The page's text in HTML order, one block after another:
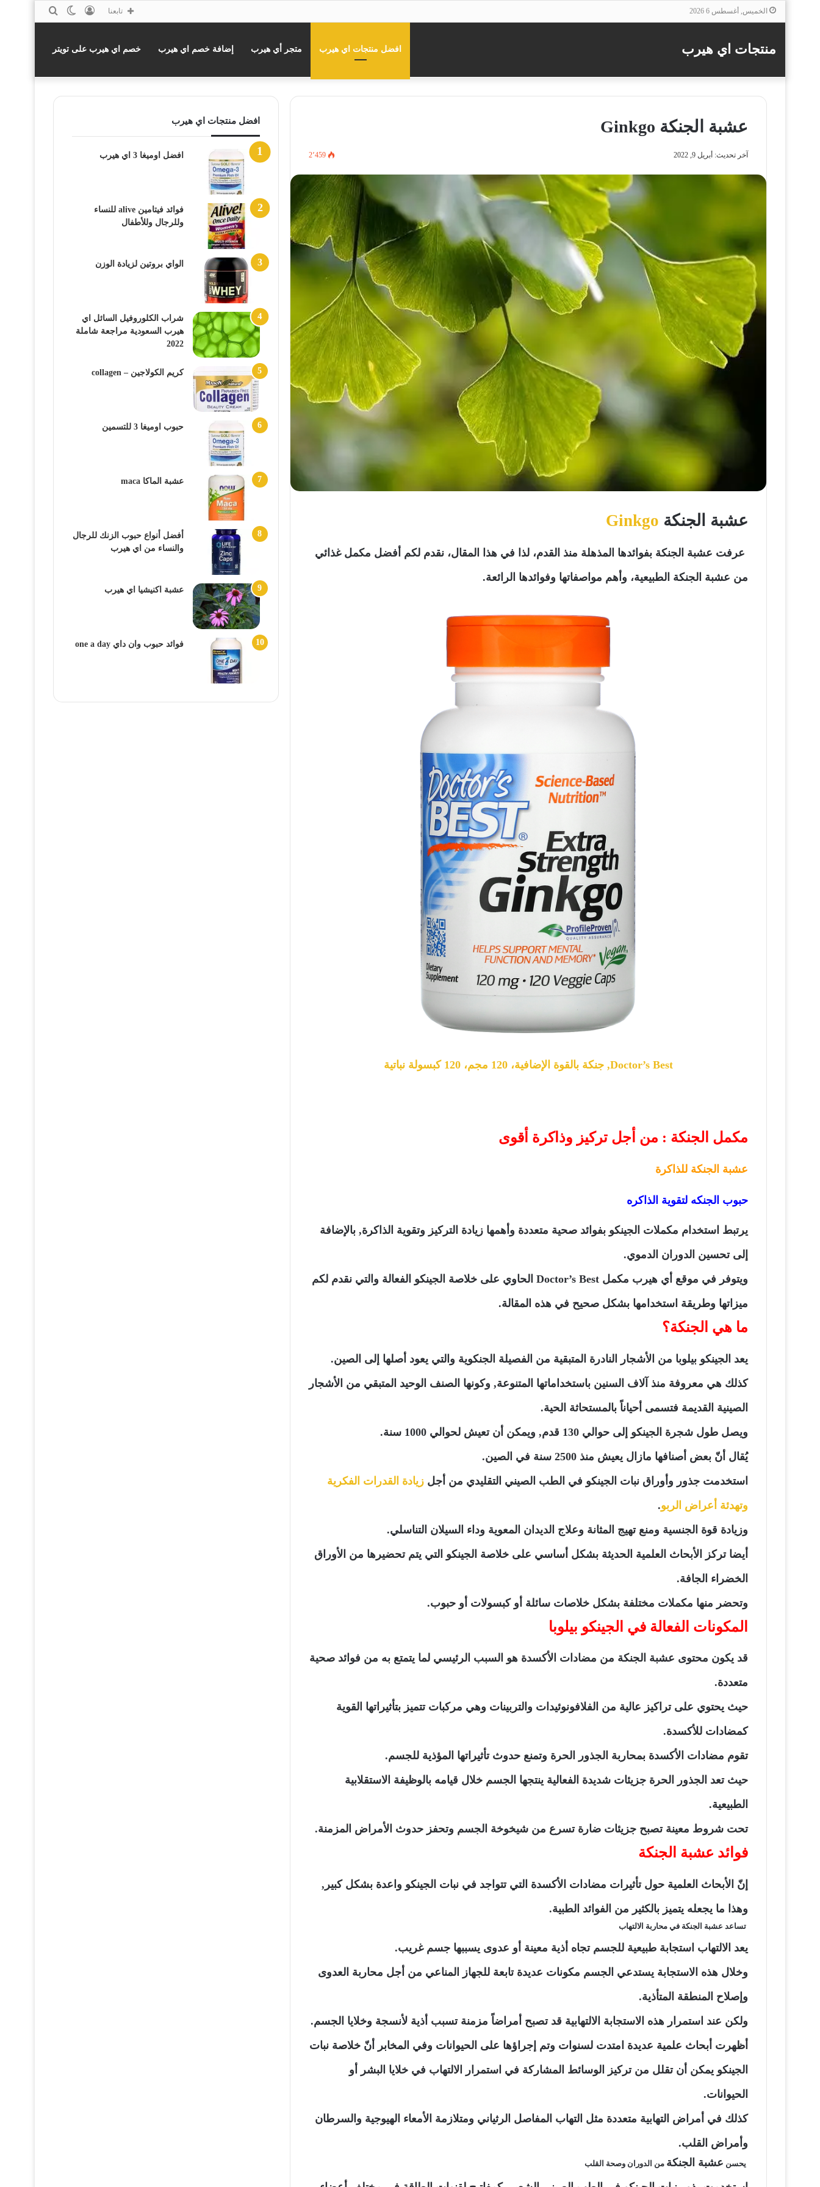
الخميس, أغسطس 6 2026 بحثالوضعتسجيل تابعنا
منتجات اي هيرب افضل منتجات اي هيرب متجر أي هيرب إضافة خصم اي هيرب خصم اي هيرب على تويتر
عشبة الجنكة Ginkgo
آخر تحديث: أبريل 9, 2022 2٬459
عشبة الجنكة Ginkgo
عرفت عشبة الجنكة بفوائدها المذهلة منذ القدم، لذا في هذا المقال، نقدم لكم أفضل مكمل غذائي
من عشبة الجنكة الطبيعية، وأهم مواصفاتها وفوائدها الرائعة.
Doctor’s Best, جنكة بالقوة الإضافية، 120 مجم، 120 كبسولة نباتية
مكمل الجنكة : من أجل تركيز وذاكرة أقوى
عشبة الجنكة للذاكرة
حبوب الجنكه لتقوية الذاكره
يرتبط استخدام مكملات الجينكو بفوائد صحية متعددة وأهمها زيادة التركيز وتقوية الذاكرة, بالإضافة
إلى تحسين الدوران الدموي.
ويتوفر في موقع أي هيرب مكمل Doctor’s Best الحاوي على خلاصة الجينكو الفعالة والتي نقدم لكم
ميزاتها وطريقة استخدامها بشكل صحيح في هذه المقالة.
ما هي الجنكة؟
يعد الجينكو بيلوبا من الأشجار النادرة المتبقية من الفصيلة الجنكوية والتي يعود أصلها إلى الصين.
كذلك هي معروفة منذ آلاف السنين باستخداماتها المتنوعة, وكونها الصنف الوحيد المتبقي من الأشجار
الصينية القديمة فتسمى أحياناً بالمستحاثة الحية.
ويصل طول شجرة الجينكو إلى حوالي 130 قدم, ويمكن أن تعيش لحوالي 1000 سنة.
يُقال أنّ بعض أصنافها مازال يعيش منذ 2500 سنة في الصين.
استخدمت جذور وأوراق نبات الجينكو في الطب الصيني التقليدي من أجل زيادة القدرات الفكرية
وتهدئة أعراض الربو.
وزيادة قوة الجنسية ومنع تهيج المثانة وعلاج الديدان المعوية وداء السيلان التناسلي.
أيضا تركز الأبحاث العلمية الحديثة بشكل أساسي على خلاصة الجينكو التي يتم تحضيرها من الأوراق
الخضراء الجافة.
وتحضر منها مكملات مختلفة بشكل خلاصات سائلة أو كبسولات أو حبوب.
المكونات الفعالة في الجينكو بيلوبا
قد يكون محتوى عشبة الجنكة من مضادات الأكسدة هو السبب الرئيسي لما يتمتع به من فوائد صحية
متعددة.
حيث يحتوي على تراكيز عالية من الفلافونوئيدات والتربينات وهي مركبات تتميز بتأثيراتها القوية
كمضادات للأكسدة.
تقوم مضادات الأكسدة بمحاربة الجذور الحرة وتمنع حدوث تأثيراتها المؤذية للجسم.
حيث تعد الجذور الحرة جزيئات شديدة الفعالية ينتجها الجسم خلال قيامه بالوظيفة الاستقلابية
الطبيعية.
تحت شروط معينة تصبح جزيئات ضارة تسرع من شيخوخة الجسم وتحفز حدوث الأمراض المزمنة.
فوائد عشبة الجنكة
إنّ الأبحاث العلمية حول تأثيرات مضادات الأكسدة التي تتواجد في نبات الجينكو واعدة بشكل كبير,
وهذا ما يجعله يتميز بالكثير من الفوائد الطبية.
تساعد عشبة الجنكة في محاربة الالتهاب
يعد الالتهاب استجابة طبيعية للجسم تجاه أذية معينة أو عدوى يسببها جسم غريب.
وخلال هذه الاستجابة يستدعي الجسم مكونات عديدة تابعة للجهاز المناعي من أجل محاربة العدوى
وإصلاح المنطقة المتأذية.
ولكن عند استمرار هذه الاستجابة الالتهابية قد تصبح أمراضاً مزمنة تسبب أذية لأنسجة وخلايا الجسم.
أظهرت أبحاث علمية عديدة امتدت لسنوات وتم إجراؤها على الحيوانات وفي المخابر أنّ خلاصة نبات
الجينكو يمكن أن تقلل من تركيز الوسائط المشاركة في استمرار الالتهاب في خلايا البشر أو
الحيوانات.
كذلك في أمراض التهابية متعددة مثل التهاب المفاصل الرثياني ومتلازمة الأمعاء الهيوجية والسرطان
وأمراض القلب.
يحسن عشبة الجنكة من الدوران وصحة القلب
افضل منتجات اي هيرب
افضل اوميغا 3 اي هيرب
فوائد فيتامين alive للنساء
وللرجال وللأطفال
الواي بروتين لزيادة الوزن
شراب الكلوروفيل السائل اي
هيرب السعودية مراجعة شاملة
2022
كريم الكولاجين – collagen
حبوب اوميغا 3 للتسمين
عشبة الماكا maca
أفضل أنواع حبوب الزنك للرجال
والنساء من اي هيرب
عشبة اكنيشيا اي هيرب
فوائد حبوب وان داي one a day